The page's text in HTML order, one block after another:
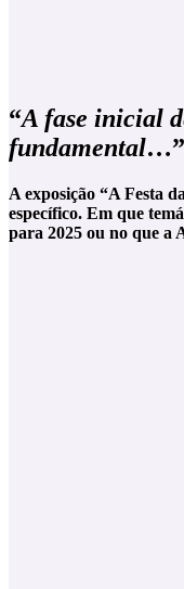
“A fase inicial
fundamental…”
A exposição “A Festa
específico. Em que
para 2025 ou no que a